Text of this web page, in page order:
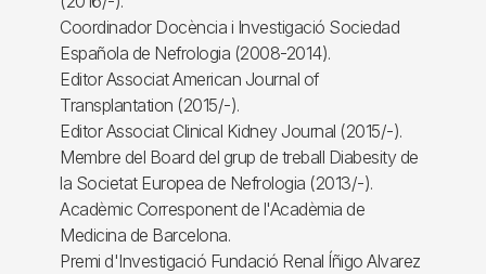
Coordinador Docència i Investigació Sociedad
Española de Nefrologia (2008-2014).
Editor Associat American Journal of
Transplantation (2015/-).
Editor Associat Clinical Kidney Journal (2015/-).
Membre del Board del grup de treball Diabesity de
la Societat Europea de Nefrologia (2013/-).
Acadèmic Corresponent de l'Acadèmia de
Medicina de Barcelona.
Premi d'Investigació Fundació Renal Íñigo Alvarez